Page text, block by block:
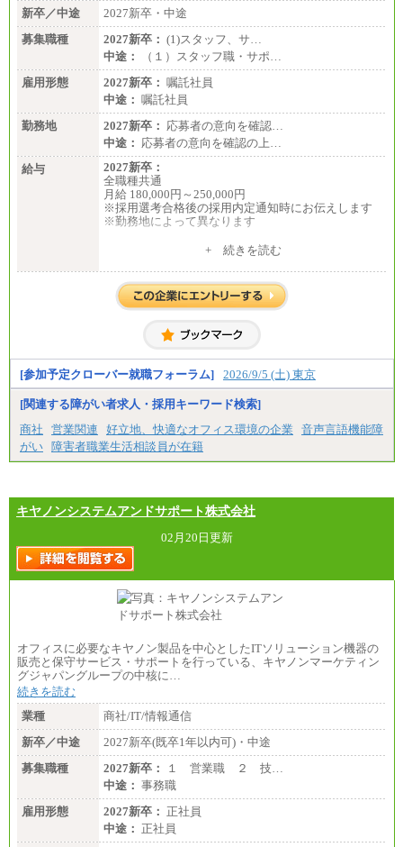
新卒／中途
2027新卒・中途
募集職種
2027新卒： (1)スタッフ、サ…
中途：
（１）スタッフ職・サポ…
雇用形態
2027新卒： 嘱託社員
中途： 嘱託社員
勤務地
2027新卒： 応募者の意向を確認…
中途： 応募者の意向を確認の上…
給与
2027新卒：
全職種共通
月給 180,000円～250,000円
※採用選考合格後の採用内定通知時にお伝えします
※勤務地によって異なります
月給 200,000円～250,000円
入社時の処遇は経験・能力を考慮の上、当社規程に
より決定します。
お伝えします。
+ 続きを読む
[参加予定クローバー就職フォーラム] 2026/9/5 (土) 東京
[関連する障がい者求人・採用キーワード検索]
商社
営業関連 好立地、快適なオフィス環境の企業
音声言語機能障
がい 障害者職業生活相談員が在籍
キヤノンシステムアンドサポート株式会社
02月20日更新
オフィスに必要なキヤノン製品を中心としたITソリューション機器の
販売と保守サービス・サポートを行っている、キヤノンマーケティン
グジャパングループの中核に…
続きを読む
業種
商社/IT/情報通信
新卒／中途
2027新卒(既卒1年以内可)・中途
募集職種
2027新卒：
１ 営業職 ２ 技…
中途： 事務職
雇用形態
2027新卒： 正社員
中途： 正社員